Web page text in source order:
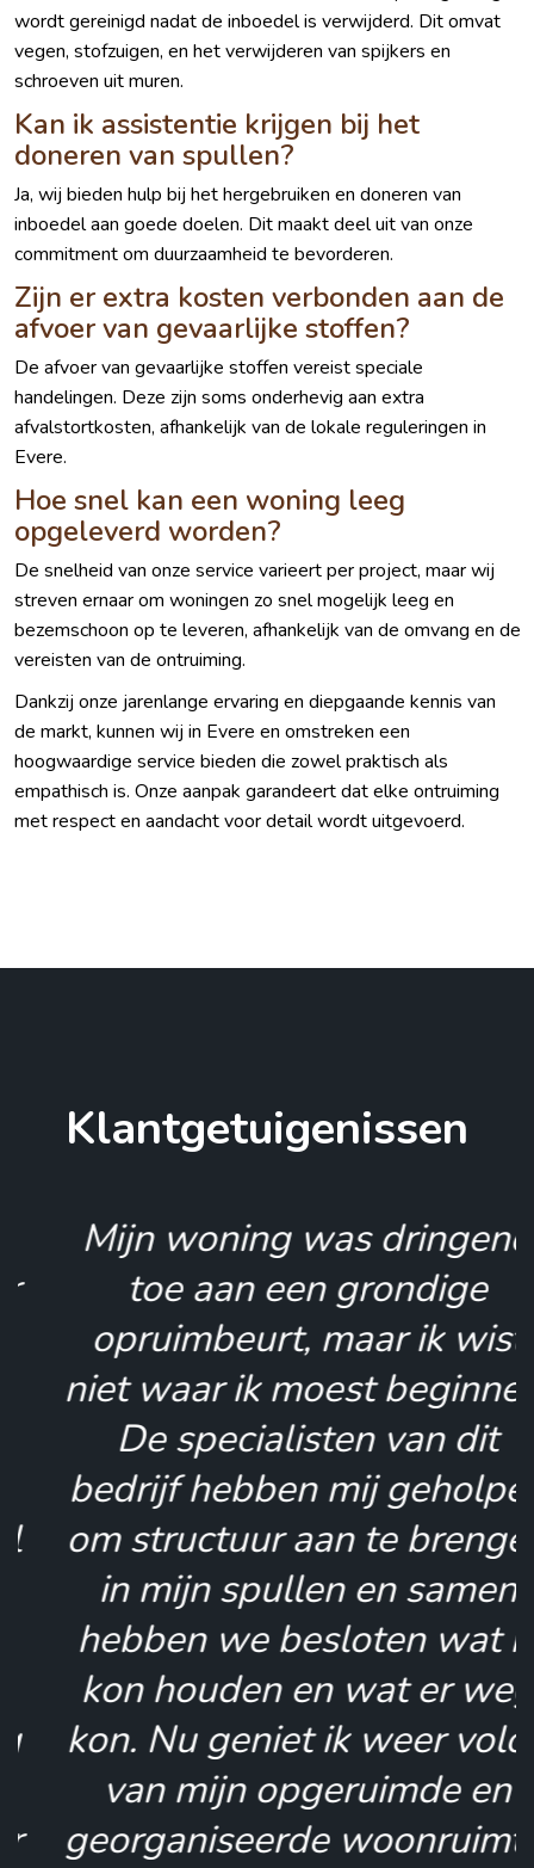
wordt gereinigd nadat de inboedel is verwijderd. Dit omvat
vegen, stofzuigen, en het verwijderen van spijkers en
schroeven uit muren.
Kan ik assistentie krijgen bij het
doneren van spullen?
Ja, wij bieden hulp bij het hergebruiken en doneren van
inboedel aan goede doelen. Dit maakt deel uit van onze
commitment om duurzaamheid te bevorderen.
Zijn er extra kosten verbonden aan de
afvoer van gevaarlijke stoffen?
De afvoer van gevaarlijke stoffen vereist speciale
handelingen. Deze zijn soms onderhevig aan extra
afvalstortkosten, afhankelijk van de lokale reguleringen in
Evere.
Hoe snel kan een woning leeg
opgeleverd worden?
De snelheid van onze service varieert per project, maar wij
streven ernaar om woningen zo snel mogelijk leeg en
bezemschoon op te leveren, afhankelijk van de omvang en de
vereisten van de ontruiming.
Dankzij onze jarenlange ervaring en diepgaande kennis van
de markt, kunnen wij in Evere en omstreken een
hoogwaardige service bieden die zowel praktisch als
empathisch is. Onze aanpak garandeert dat elke ontruiming
met respect en aandacht voor detail wordt uitgevoerd.
Klantgetuigenissen
Mijn woning was dringend
toe aan een grondige
opruimbeurt, maar ik wist
niet waar ik moest beginnen.
De specialisten van dit
bedrijf hebben mij geholpen
om structuur aan te brengen
in mijn spullen en samen
hebben we besloten wat ik
kon houden en wat er weg
kon. Nu geniet ik weer volop
van mijn opgeruimde en
georganiseerde woonruimte!